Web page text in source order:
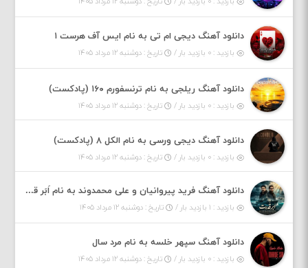
دانلود آهنگ دیجی ام تی به نام ایس آف هرست ۱
بازدید : ۰ بازدید بار / تاریخ : دوشنبه ۱۲ مرداد ۱۴۰۵
دانلود آهنگ ریلجی به نام ترنسفورم ۱۶۰ (پادکست)
بازدید : ۰ بازدید بار / تاریخ : دوشنبه ۱۲ مرداد ۱۴۰۵
دانلود آهنگ دیجی ورسی به نام الکل ۸ (پادکست)
بازدید : ۰ بازدید بار / تاریخ : دوشنبه ۱۲ مرداد ۱۴۰۵
دانلود آهنگ فرید پیروانیان و علی محمدوند به نام اَبَر قدرت
بازدید : ۱ بازدید بار / تاریخ : دوشنبه ۱۲ مرداد ۱۴۰۵
دانلود آهنگ سپهر خلسه به نام مرد سال
بازدید : ۰ بازدید بار / تاریخ : دوشنبه ۱۲ مرداد ۱۴۰۵